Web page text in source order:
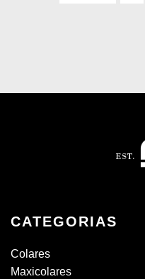
CATEGORIAS
Colares
Maxicolares